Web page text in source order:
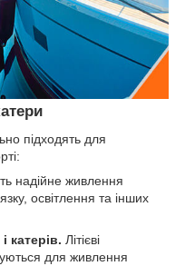
підходять для
надійне живлення
освітлення та інших
катерів. Літієві
для живлення